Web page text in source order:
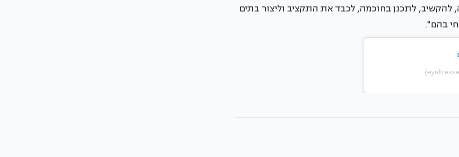
להקשיב, לתכנן בחוכמה, לכבד את התקציב וליצור בתים
בהם".